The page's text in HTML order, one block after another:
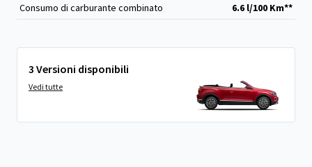
Consumo di carburante combinato
6.6 l/100 Km**
3 Versioni disponibili
Vedi tutte